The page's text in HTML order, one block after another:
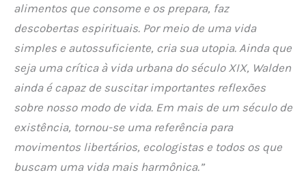
alimentos que consome e os prepara, faz
descobertas espirituais. Por meio de uma vida
simples e autossuficiente, cria sua utopia. Ainda que
seja uma crítica à vida urbana do século XIX, Walden
ainda é capaz de suscitar importantes reflexões
sobre nosso modo de vida. Em mais de um século de
existência, tornou-se uma referência para
movimentos libertários, ecologistas e todos os que
buscam uma vida mais harmônica.”